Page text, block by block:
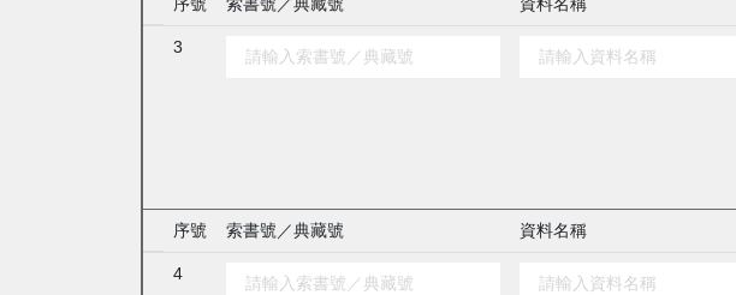
序號 索書號／典藏號 資料名稱
3
序號 索書號／典藏號 資料名稱
4